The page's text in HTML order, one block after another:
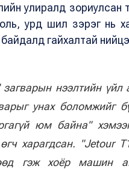
улиралд
урд шил зэрэг нь
байдалд гайхалтай
нээлтийн үйл
унах боломжийг
юм байна"
харагдсан. "Jetour
гэж хоёр машин